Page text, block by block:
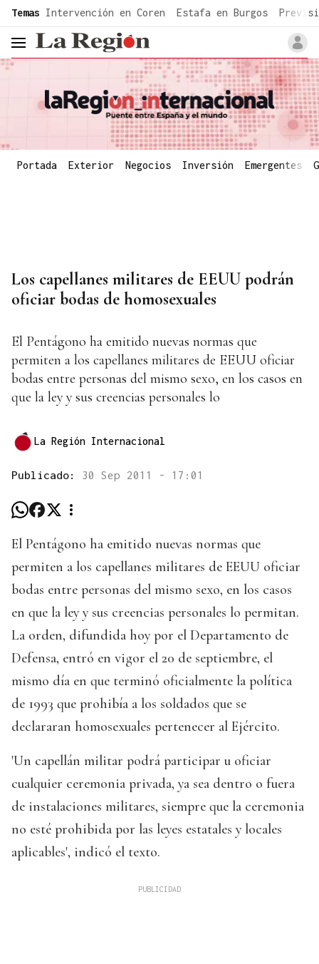
common.go-to-content
Temas Intervención en Coren Estafa en Burgos
header.menu.open
Portada Exterior Negocios Inversión Emergentes
Los capellanes militares de EEUU podrán
oficiar bodas de homosexuales
El Pentágono ha emitido nuevas normas que
permiten a los capellanes militares de EEUU oficiar
bodas entre personas del mismo sexo, en los casos en
que la ley y sus creencias personales lo
La Región Internacional
Publicado: 30 Sep 2011 - 17:01
El Pentágono ha emitido nuevas normas que
permiten a los capellanes militares de EEUU oficiar
bodas entre personas del mismo sexo, en los casos
en que la ley y sus creencias personales lo permitan.
La orden, difundida hoy por el Departamento de
Defensa, entró en vigor el 20 de septiembre, el
mismo día en que terminó oficialmente la política
de 1993 que prohibía a los soldados que se
declararan homosexuales pertenecer al Ejército.
'Un capellán militar podrá participar u oficiar
cualquier ceremonia privada, ya sea dentro o fuera
de instalaciones militares, siempre que la ceremonia
no esté prohibida por las leyes estatales y locales
aplicables', indicó el texto.